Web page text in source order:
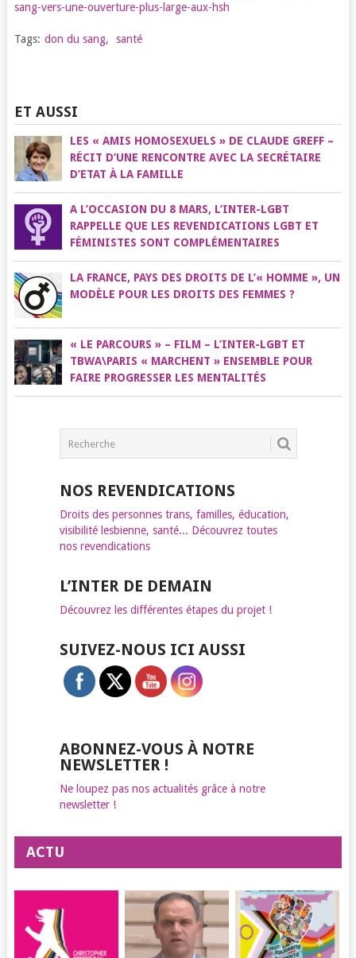
sang-vers-une-ouverture-plus-large-aux-hsh
Tags: don du sang, santé
ET AUSSI
LES « AMIS HOMOSEXUELS » DE CLAUDE GREFF –
RÉCIT D’UNE RENCONTRE AVEC LA SECRÉTAIRE
D’ETAT À LA FAMILLE
A L’OCCASION DU 8 MARS, L’INTER-LGBT
RAPPELLE QUE LES REVENDICATIONS LGBT ET
FÉMINISTES SONT COMPLÉMENTAIRES
LA FRANCE, PAYS DES DROITS DE L’« HOMME », UN
MODÈLE POUR LES DROITS DES FEMMES ?
« LE PARCOURS » – FILM – L’INTER-LGBT ET
TBWA\PARIS « MARCHENT » ENSEMBLE POUR
FAIRE PROGRESSER LES MENTALITÉS
NOS REVENDICATIONS
Droits des personnes trans, familles, éducation,
visibilité lesbienne, santé... Découvrez toutes
nos revendications
L’INTER DE DEMAIN
Découvrez les différentes étapes du projet !
SUIVEZ-NOUS ICI AUSSI
ABONNEZ-VOUS À NOTRE
NEWSLETTER !
Ne loupez pas nos actualités grâce à notre
newsletter !
ACTU